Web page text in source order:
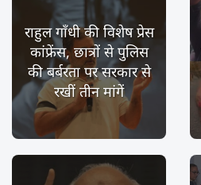
राहुल गाँधी की विशेष प्रेस
कांफ्रेंस, छात्रों से पुलिस
की बर्बरता पर सरकार से
रखीं तीन मांगें